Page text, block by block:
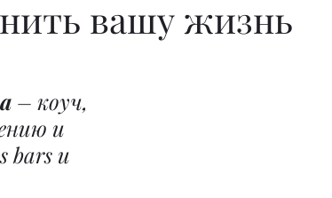
вашу жизнь
– коуч,
и
bars и